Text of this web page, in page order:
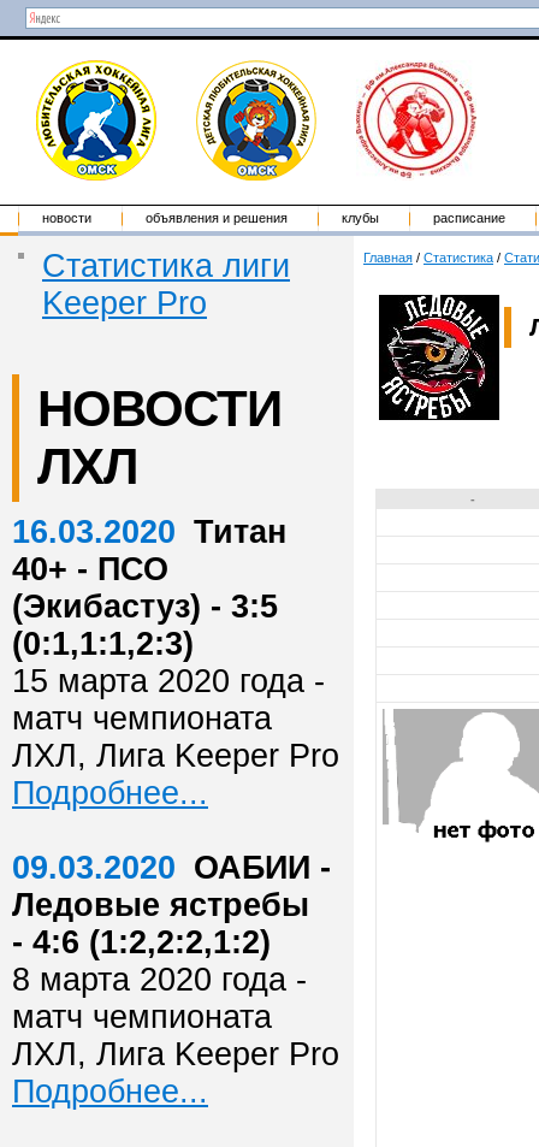
новости объявления и решения клубы расписание
Статистика лиги
Keeper Pro
НОВОСТИ
ЛХЛ
16.03.2020 Титан
40+ - ПСО
(Экибастуз) - 3:5
(0:1,1:1,2:3)
15 марта 2020 года -
матч чемпионата
ЛХЛ, Лига Keeper Pro
Подробнее...
09.03.2020 ОАБИИ -
Ледовые ястребы
- 4:6 (1:2,2:2,1:2)
8 марта 2020 года -
матч чемпионата
ЛХЛ, Лига Keeper Pro
Подробнее...
Главная / Статистика /
-